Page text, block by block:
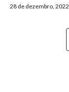
28 de dezembro, 2022